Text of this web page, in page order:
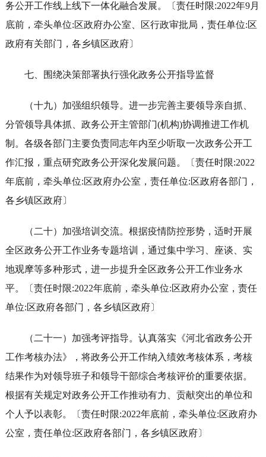
务公开工作线上线下一体化融合发展。〔责任时限:2022年9月
底前，牵头单位:区政府办公室、区行政审批局，责任单位:区
政府有关部门，各乡镇区政府〕
七、围绕决策部署执行强化政务公开指导监督
（十九）加强组织领导。进一步完善主要领导亲自抓、
分管领导具体抓、政务公开主管部门(机构)协调推进工作机
制。各级各部门主要负责同志年内至少听取一次政务公开工
作汇报，重点研究政务公开深化发展问题。〔责任时限:2022
年底前，牵头单位:区政府办公室，责任单位:区政府各部门，
各乡镇区政府〕
（二十）加强培训交流。根据疫情防控形势，适时开展
全区政务公开工作业务专题培训，通过集中学习、座谈、实
地观摩等多种形式，进一步提升全区政务公开工作业务水
平。〔责任时限:2022年底前，牵头单位:区政府办公室，责任
单位:区政府各部门，各乡镇区政府〕
（二十一）加强考评指导。认真落实《河北省政务公开
工作考核办法》，将政务公开工作纳入绩效考核体系，考核
结果作为对领导班子和领导干部综合考核评价的重要依据。
根据有关规定对政务公开工作推动有力、贡献突出的单位和
个人予以表彰。〔责任时限:2022年底前，牵头单位:区政府办
公室，责任单位:区政府各部门，各乡镇区政府〕